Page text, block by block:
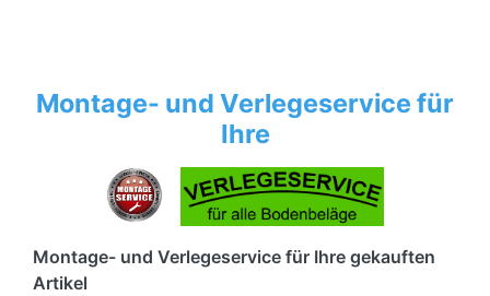
Montage- und Verlegeservice für
Ihre
Montage- und Verlegeservice für Ihre gekauften
Artikel